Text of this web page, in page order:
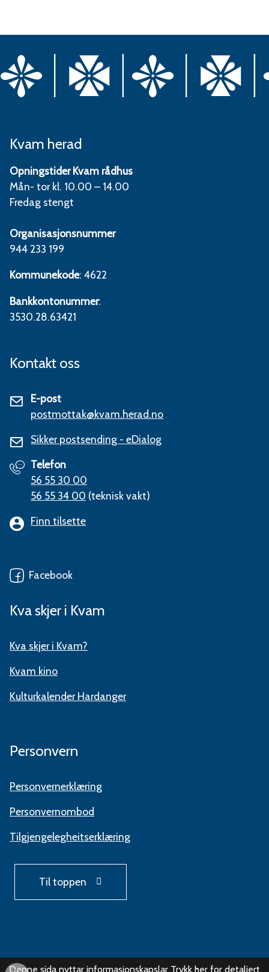
Kvam herad
Opningstider Kvam rådhus
Mån- tor kl. 10.00 – 14.00
Fredag stengt
Organisasjonsnummer
944 233 199
Kommunekode: 4622
Bankkontonummer:
3530.28.63421
Kontakt oss
E-post
postmottak@kvam.herad.no
Sikker postsending - eDialog
Telefon
56 55 30 00
56 55 34 00 (teknisk vakt)
Finn tilsette
Facebook
Kva skjer i Kvam
Kva skjer i Kvam?
Kvam kino
Kulturkalender Hardanger
Personvern
Personvernerklæring
Personvernombod
Tilgjengelegheitserklæring
Til toppen
Denne sida nyttar informasjonskapslar Trykk her for detaljert